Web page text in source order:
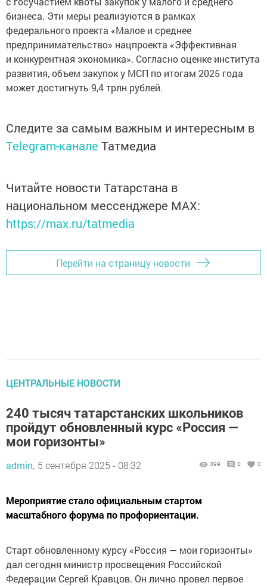
бизнеса. Эти меры реализуются в рамках
федерального проекта «Малое и среднее
предпринимательство» нацпроекта «Эффективная
и конкурентная экономика». Согласно оценке института
развития, объем закупок у МСП по итогам 2025 года
может достигнуть 9,4 трлн рублей.
Следите за самым важным и интересным в
Telegram-канале Татмедиа
Читайте новости Татарстана в
национальном мессенджере MАХ:
https://max.ru/tatmedia
Перейти на страницу новости
ЦЕНТРАЛЬНЫЕ НОВОСТИ
240 тысяч татарстанских школьников
пройдут обновленный курс «Россия —
мои горизонты»
admin, 5 сентября 2025 - 08:32 399 0 0
Мероприятие стало официальным стартом
масштабного форума по профориентации.
Старт обновленному курсу «Россия — мои горизонты»
дал сегодня министр просвещения Российской
Федерации Сергей Кравцов. Он лично провел первое